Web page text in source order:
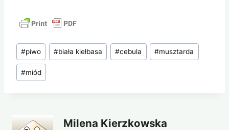
Tagi
wpisu:
#piwo #biała kiełbasa #cebula #musztarda
#miód
Milena Kierzkowska